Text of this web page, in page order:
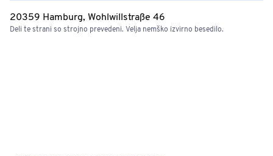
20359 Hamburg, Wohlwillstraße 46
Deli te strani so strojno prevedeni. Velja nemško izvirno besedilo.